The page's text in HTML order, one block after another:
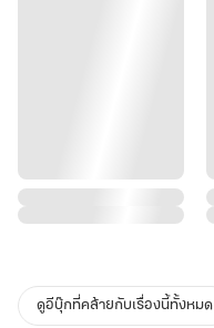
ดูอีบุ๊กที่คล้ายกับเรื่องนี้ทั้งหมด